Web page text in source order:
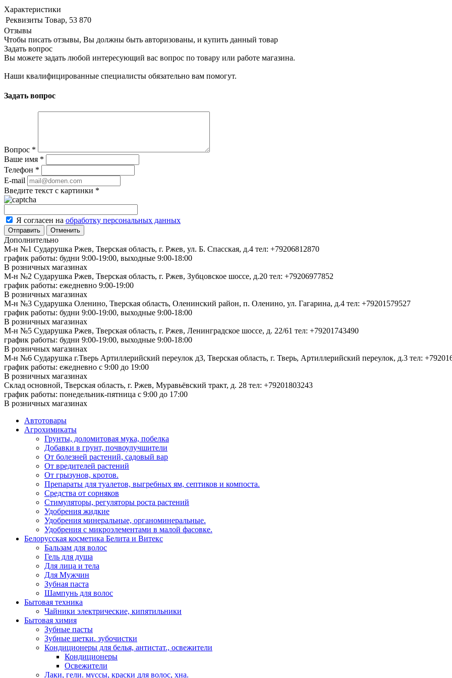
Характеристики
Реквизиты Товар, 53 870
Отзывы
Чтобы писать отзывы, Вы должны быть авторизованы, и купить данный товар
Задать вопрос
Вы можете задать любой интересующий вас вопрос по товару или работе магазина.
Наши квалифицированные специалисты обязательно вам помогут.
Задать вопрос
Вопрос *
Ваше имя *
Телефон *
E-mail
Введите текст с картинки *
Я согласен на обработку персональных данных
Отменить
Дополнительно
М-н №1 Сударушка Ржев, Тверская область, г. Ржев, ул. Б. Спасская, д.4 тел: +79206812870
график работы: будни 9:00-19:00, выходные 9:00-18:00
В розничных магазинах
М-н №2 Cударушка Ржев, Тверская область, г. Ржев, Зубцовское шоссе, д.20 тел: +79206977852
график работы: ежедневно 9:00-19:00
В розничных магазинах
М-н №3 Сударушка Оленино, Тверская область, Оленинский район, п. Оленино, ул. Гагарина, д.4 тел: +79201579527
график работы: будни 9:00-19:00, выходные 9:00-18:00
В розничных магазинах
М-н №5 Сударушка Ржев, Тверская область, г. Ржев, Ленинградское шоссе, д. 22/61 тел: +79201743490
график работы: будни 9:00-19:00, выходные 9:00-18:00
В розничных магазинах
М-н №6 Сударушка г.Тверь Артиллерийский переулок д3, Тверская область, г. Тверь, Артиллерийский переулок, д.3 тел:
график работы: ежедневно с 9:00 до 19:00
В розничных магазинах
Склад основной, Тверская область, г. Ржев, Муравьёвский тракт, д. 28 тел: +79201803243
график работы: понедельник-пятница с 9:00 до 17:00
В розничных магазинах
Автотовары
Агрохимикаты
Грунты, доломитовая мука, побелка
Добавки в грунт, почвоулучшители
От болезней растений, садовый вар
От вредителей растений
От грызунов, кротов.
Препараты для туалетов, выгребных ям, септиков и компоста.
Средства от сорняков
Стимуляторы, регуляторы роста растений
Удобрения жидкие
Удобрения минеральные, органоминеральные.
Удобрения с микроэлементами в малой фасовке.
Белорусская косметика Белита и Витекс
Бальзам для волос
Гель для душа
Для лица и тела
Для Мужчин
Зубная паста
Шампунь для волос
Бытовая техника
Чайники электрические, кипятильники
Бытовая химия
Зубные пасты
Зубные щетки. зубочистки
Кондиционеры для белья, антистат., освежители
Кондиционеры
Освежители
Лаки, гели. муссы, краски для волос, хна.